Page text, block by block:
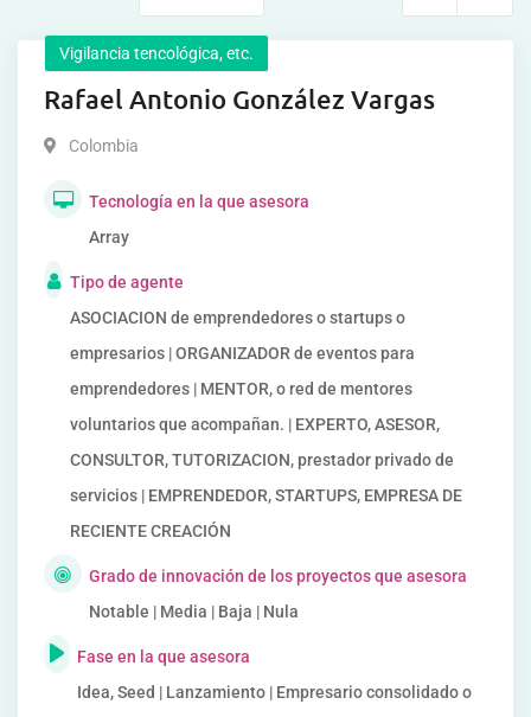
Vigilancia tencológica, etc.
Rafael Antonio González Vargas
Colombia
Tecnología en la que asesora
Array
Tipo de agente
ASOCIACION de emprendedores o startups o
empresarios | ORGANIZADOR de eventos para
emprendedores | MENTOR, o red de mentores
voluntarios que acompañan. | EXPERTO, ASESOR,
CONSULTOR, TUTORIZACION, prestador privado de
servicios | EMPRENDEDOR, STARTUPS, EMPRESA DE
RECIENTE CREACIÓN
Grado de innovación de los proyectos que asesora
Notable | Media | Baja | Nula
Fase en la que asesora
Idea, Seed | Lanzamiento | Empresario consolidado o